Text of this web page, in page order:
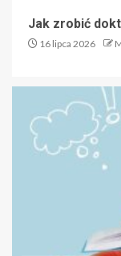
Jak zrobić
16 lipca 2026